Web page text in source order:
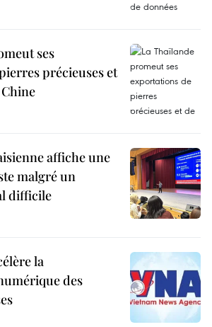
ses
précieuses et
affiche une
malgré un
difficile
la
des